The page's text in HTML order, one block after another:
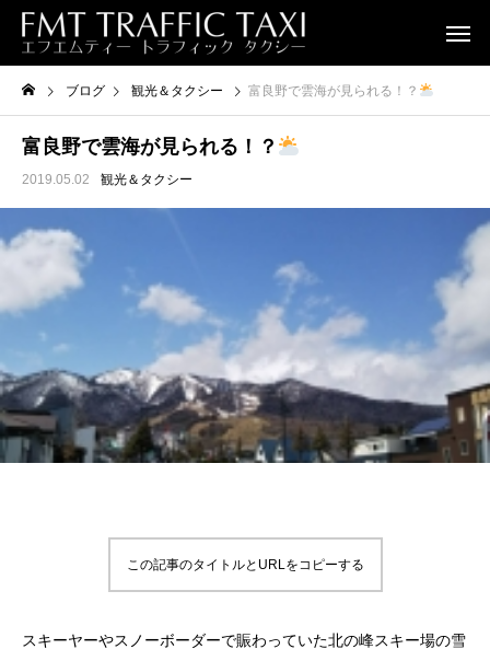
ブログ 観光＆タクシー 富良野で雲海が見られる！？
富良野で雲海が見られる！？
2019.05.02 観光＆タクシー
この記事のタイトルとURLをコピーする
スキーヤーやスノーボーダーで賑わっていた北の峰スキー場の雪